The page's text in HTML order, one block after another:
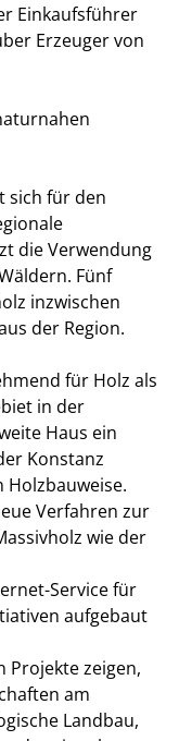
Einkaufsführer
Erzeuger von
sich für den
die Verwendung
Fünf
inzwischen
der Region.
für Holz als
in der
Haus ein
Konstanz
Verfahren zur
wie der
Service für
aufgebaut
Projekte zeigen,
am
Landbau,